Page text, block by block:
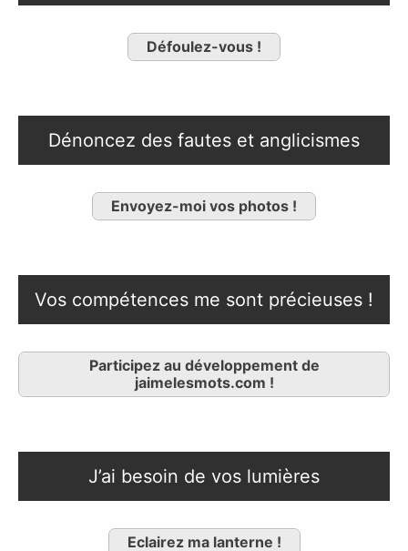
Défoulez-vous !
Dénoncez des fautes et anglicismes
Envoyez-moi vos photos !
Vos compétences me sont précieuses !
Participez au développement de
jaimelesmots.com !
J’ai besoin de vos lumières
Eclairez ma lanterne !